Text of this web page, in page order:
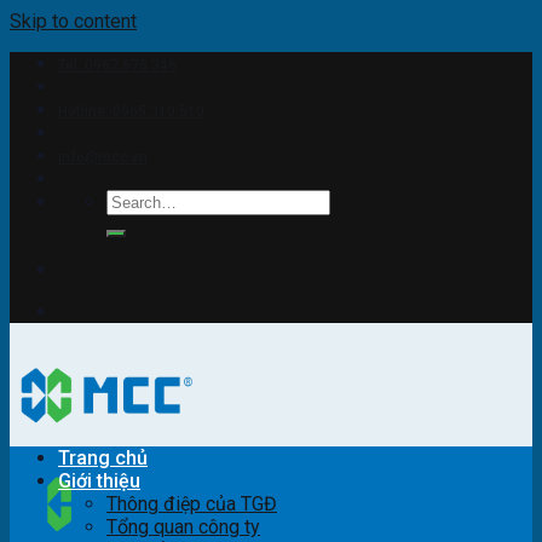
Skip to content
Trang chủ
Giới thiệu
Thông điệp của TGĐ
Tổng quan công ty